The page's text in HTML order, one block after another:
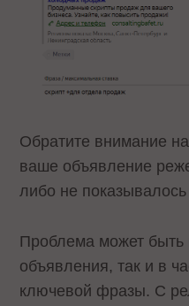
Обратите внимание
ваше объявление
либо не
Проблема может быть
объявления, так и в
ключевой фразы. С